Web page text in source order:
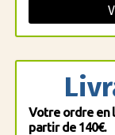
Votre ordre en
partir de 140€.